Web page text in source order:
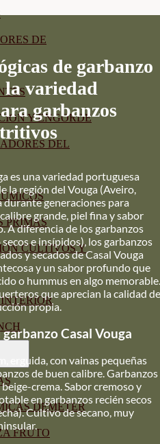
DE
Y ENGORDE
DEL
PRIMAS
CULTIVOS Y
DEMETER
FRUTO
de garbanzo
la variedad
garbanzos
es una variedad portuguesa
la región del Vouga (Aveiro,
durante generaciones para
grande, piel fina y sabor
A diferencia de los garbanzos
e insípidos), los garbanzos
y secados de Casal Vouga
y un sabor profundo que
o hummus en algo memorable.
que aprecian la calidad de
propia.
Casal Vouga
erguida, con vainas pequeñas
de buen calibre. Garbanzos
crema. Sabor cremoso y
en garbanzos recién secos
Cultivo de secano, muy